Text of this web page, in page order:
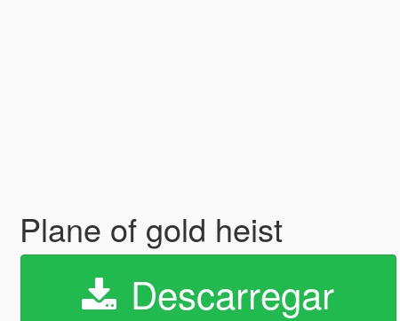
Plane of gold heist
Descarregar